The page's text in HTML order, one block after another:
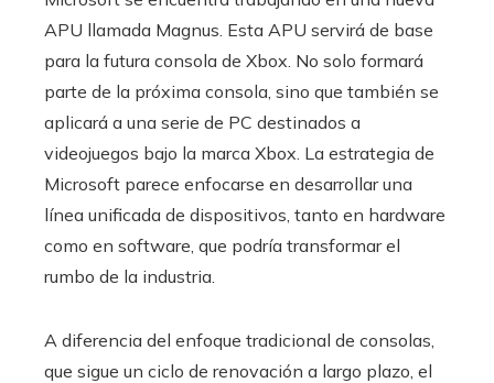
APU llamada Magnus. Esta APU servirá de base
para la futura consola de Xbox. No solo formará
parte de la próxima consola, sino que también se
aplicará a una serie de PC destinados a
videojuegos bajo la marca Xbox. La estrategia de
Microsoft parece enfocarse en desarrollar una
línea unificada de dispositivos, tanto en hardware
como en software, que podría transformar el
rumbo de la industria.
A diferencia del enfoque tradicional de consolas,
que sigue un ciclo de renovación a largo plazo, el